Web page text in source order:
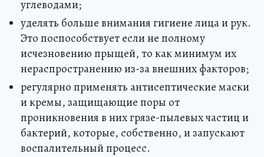
углеводами;
уделять больше внимания гигиене лица и рук.
Это поспособствует если не полному
исчезновению прыщей, то как минимум их
нераспространению из-за внешних факторов;
регулярно применять антисептические маски
и кремы, защищающие поры от
проникновения в них грязе-пылевых частиц и
бактерий, которые, собственно, и запускают
воспалительный процесс.